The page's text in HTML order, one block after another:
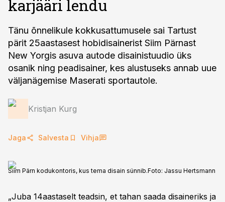
karjääri lendu
Tänu õnnelikule kokkusattumusele sai Tartust
pärit 25aastasest hobidisainerist Siim Pärnast
New Yorgis asuva autode disainistuudio üks
osanik ning peadisainer, kes alustuseks annab uue
väljanägemise Maserati sportautole.
Kristjan Kurg
Jaga Salvesta Vihja
Siim Pärn kodukontoris, kus tema disain sünnib.Foto: Jassu Hertsmann
„Juba 14aastaselt teadsin, et tahan saada disaineriks ja